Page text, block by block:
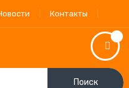
Контакты
Поиск